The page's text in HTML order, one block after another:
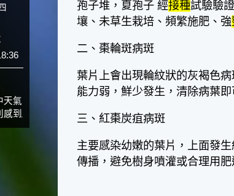
天氣
到
「小
孢子堆，夏孢子 經接種試驗驗
壤、未草生栽培、頻繁施肥、強
二、棗輪斑病斑
葉片上會出現輪紋狀的灰褐色
能力弱，鮮少發生，清除病葉即
三、紅棗炭疽病斑
主要感染幼嫩的葉片，上面發
傳播，避免樹身噴灌或合理用